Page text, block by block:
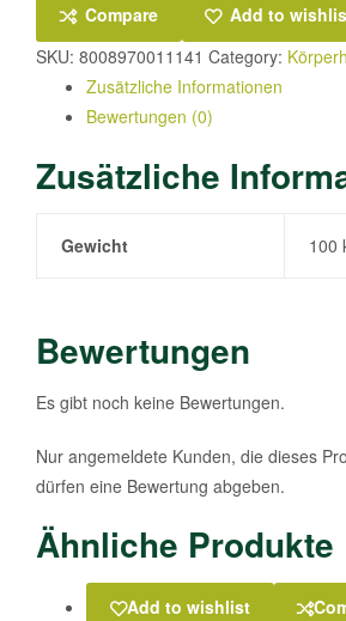
Compare
Add to
SKU: 8008970011141 Category:
Zusätzliche Informationen
Bewertungen (0)
Zusätzliche
Gewicht 100
Bewertungen
Es gibt noch keine Bewertungen.
Nur angemeldete Kunden, die dieses
dürfen eine Bewertung abgeben.
Ähnliche Produkte
Add to wishlist